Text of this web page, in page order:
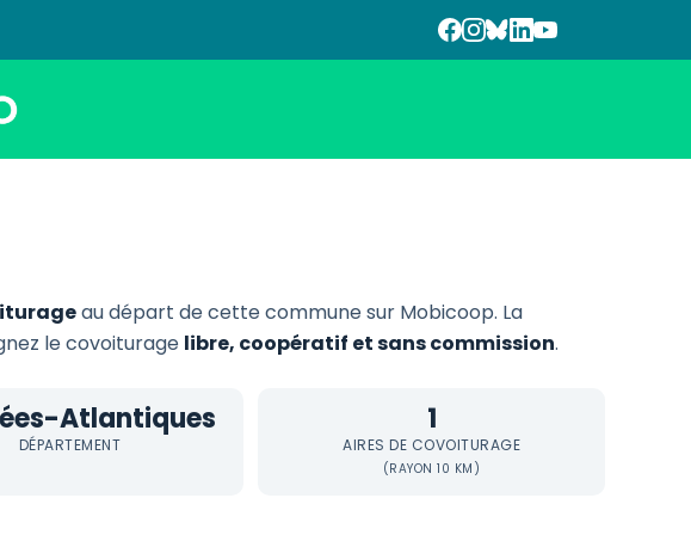
au départ de cette commune sur Mobicoop. La
le covoiturage libre, coopératif et sans commission.
Atlantiques
DÉPARTEMENT
1
AIRES DE COVOITURAGE
(RAYON 10 KM)